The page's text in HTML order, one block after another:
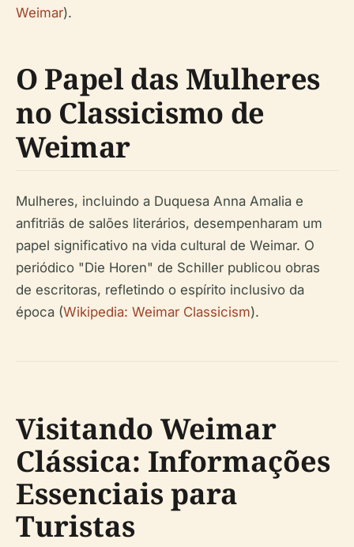
Weimar).
O Papel das Mulheres
no Classicismo de
Weimar
Mulheres, incluindo a Duquesa Anna Amalia e
anfitriãs de salões literários, desempenharam um
papel significativo na vida cultural de Weimar. O
periódico "Die Horen" de Schiller publicou obras
de escritoras, refletindo o espírito inclusivo da
época (Wikipedia: Weimar Classicism).
Visitando Weimar
Clássica: Informações
Essenciais para
Turistas